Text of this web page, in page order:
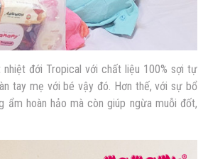
đới Tropical với chất liệu 100% sợi tự
tay mẹ với bé vậy đó. Hơn thế, với sự bổ
hoàn hảo mà còn giúp ngừa muỗi đốt,